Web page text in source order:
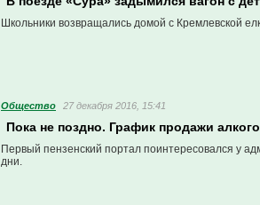
Школьники возвращались домой с Кремлевской
Общество 27 декабря 2016, 15:41
Пока не поздно. График продажи
Первый пензенский портал поинтересовался у
дни.